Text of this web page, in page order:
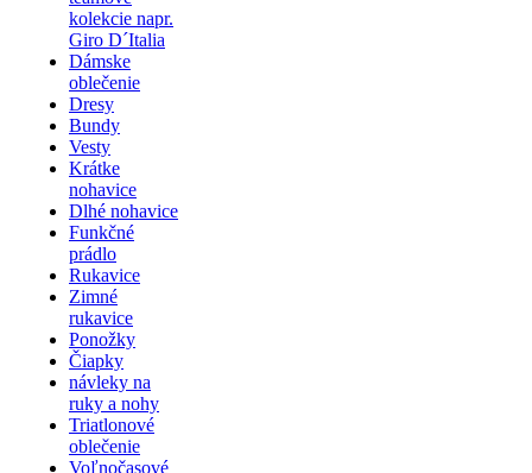
kolekcie napr.
Giro D´Italia
Dámske
oblečenie
Dresy
Bundy
Vesty
Krátke
nohavice
Dlhé nohavice
Funkčné
prádlo
Rukavice
Zimné
rukavice
Ponožky
Čiapky
návleky na
ruky a nohy
Triatlonové
oblečenie
Voľnočasové